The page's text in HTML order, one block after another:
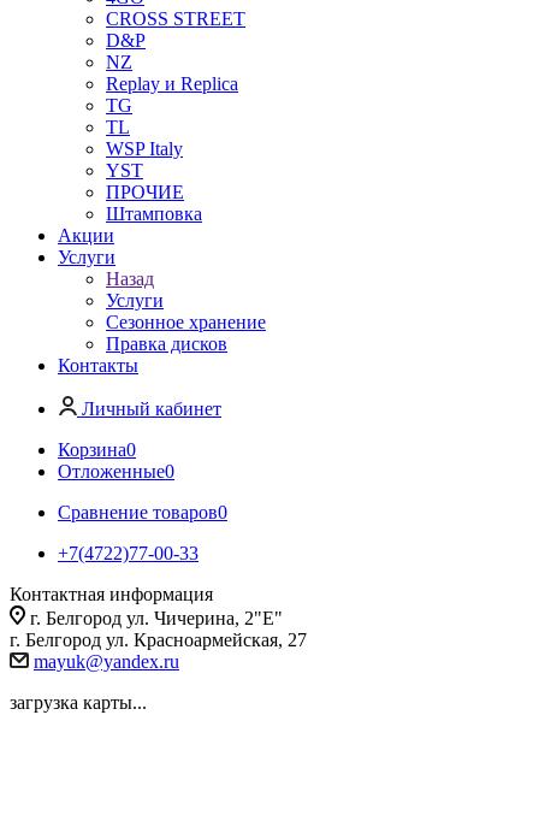
CROSS STREET
D&P
NZ
Replay и Replica
TG
TL
WSP Italy
YST
ПРОЧИЕ
Штамповка
Акции
Услуги
Назад
Услуги
Сезонное хранение
Правка дисков
Контакты
Личный кабинет
Корзина0
Отложенные0
Сравнение товаров0
+7(4722)77-00-33
Контактная информация
г. Белгород ул. Чичерина, 2"Е"
г. Белгород ул. Красноармейская, 27
mayuk@yandex.ru
загрузка карты...